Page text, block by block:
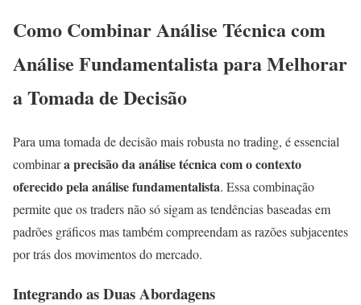
Como Combinar Análise Técnica com
Análise Fundamentalista para Melhorar
a Tomada de Decisão
Para uma tomada de decisão mais robusta no trading, é essencial
combinara precisão da análise técnica com o contexto
oferecido pela análise fundamentalista. Essa combinação
permite que os traders não só sigam as tendências baseadas em
padrões gráficos mas também compreendam as razões subjacentes
por trás dos movimentos do mercado.
Integrando as Duas Abordagens